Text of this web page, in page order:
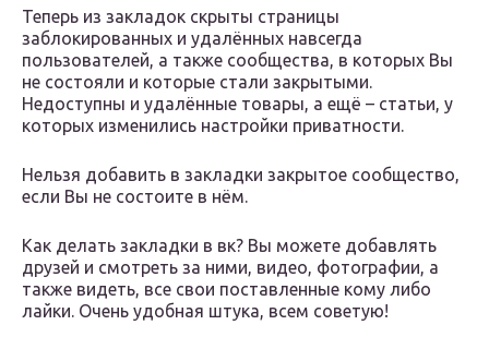
Теперь из закладок скрыты страницы
заблокированных и удалённых навсегда
пользователей, а также сообщества, в которых Вы
не состояли и которые стали закрытыми.
Недоступны и удалённые товары, а ещё – статьи, у
которых изменились настройки приватности.
Нельзя добавить в закладки закрытое сообщество,
если Вы не состоите в нём.
Как делать закладки в вк? Вы можете добавлять
друзей и смотреть за ними, видео, фотографии, а
также видеть, все свои поставленные кому либо
лайки. Очень удобная штука, всем советую!